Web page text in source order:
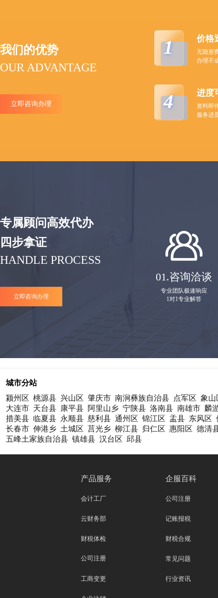
我们的优势
OUR ADVANTAGE
立即咨询办理
1 价格
无隐形
办理不
4 进度
资料即
服务进
专属顾问高效代办
四步拿证
HANDLE PROCESS
立即咨询办理
01.咨询洽谈
专业团队极速响应
1对1专业解答
城市分站
颍州区 桃源县 兴山区 肇庆市 南涧彝族自治县 点军区 象山
大连市 天台县 康平县 阿里山乡 宁陕县 洛南县 南雄市 麟
措美县 临夏县 永顺县 慈利县 通州区 锦江区 盂县 东风区
长春市 伸港乡 土城区 莒光乡 柳江县 归仁区 惠阳区 德清
五峰土家族自治县 镇雄县 汉台区 邱县
产品服务
会计工厂
云财务部
财税体检
公司注册
工商变更
企服百科
公司注册
记账报税
财税合规
常见问题
行业资讯